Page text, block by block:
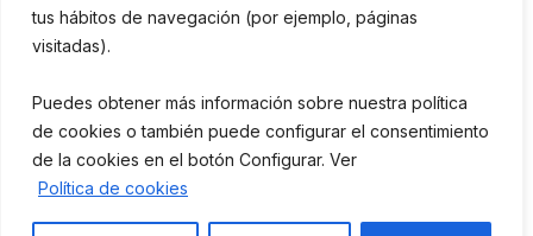
tus hábitos de navegación (por ejemplo, páginas
visitadas).
Puedes obtener más información sobre nuestra política
de cookies o también puede configurar el consentimiento
de la cookies en el botón Configurar. Ver
Política de cookies